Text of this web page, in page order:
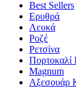
Best Sellers
Ερυθρά
Λευκά
Ροζέ
Ρετσίνα
Πορτοκαλί
Magnum
Αξεσουάρ